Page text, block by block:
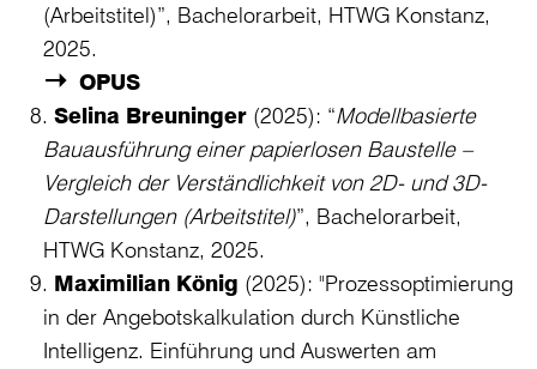
(Arbeitstitel)”, Bachelorarbeit, HTWG Konstanz,
2025.
OPUS
Selina Breuninger (2025): “Modellbasierte
Bauausführung einer papierlosen Baustelle –
Vergleich der Verständlichkeit von 2D- und 3D-
Darstellungen (Arbeitstitel)”, Bachelorarbeit,
HTWG Konstanz, 2025.
Maximilian König (2025): "Prozessoptimierung
in der Angebotskalkulation durch Künstliche
Intelligenz. Einführung und Auswerten am